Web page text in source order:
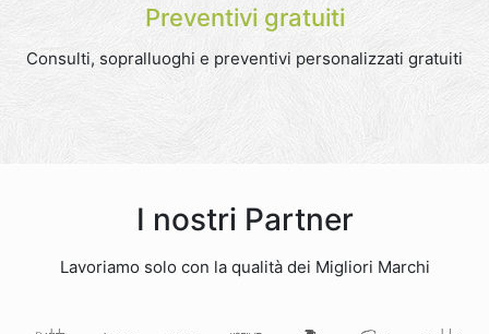
Preventivi gratuiti
Consulti, sopralluoghi e preventivi personalizzati gratuiti
I nostri Partner
Lavoriamo solo con la qualità dei Migliori Marchi